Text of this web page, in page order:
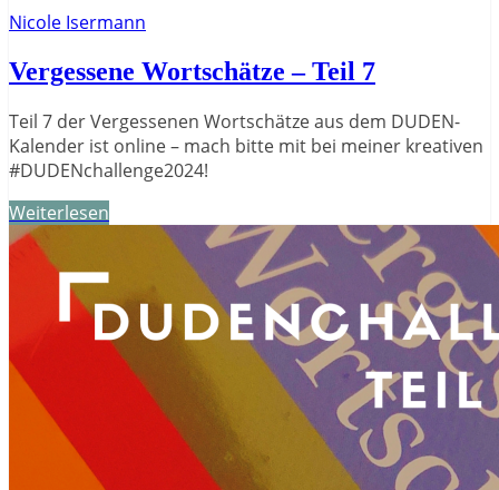
Nicole Isermann
Vergessene Wortschätze – Teil 7
Teil 7 der Vergessenen Wortschätze aus dem DUDEN-
Kalender ist online – mach bitte mit bei meiner kreativen
#DUDENchallenge2024!
Weiterlesen